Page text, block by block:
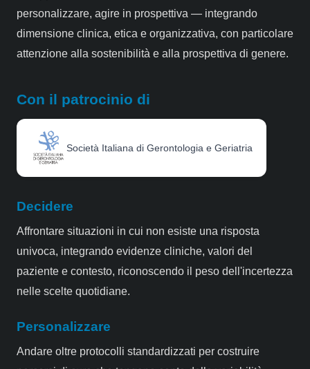
personalizzare, agire in prospettiva — integrando
dimensione clinica, etica e organizzativa, con particolare
attenzione alla sostenibilità e alla prospettiva di genere.
Con il patrocinio di
Società Italiana di Gerontologia e Geriatria
Decidere
Affrontare situazioni in cui non esiste una risposta
univoca, integrando evidenze cliniche, valori del
paziente e contesto, riconoscendo il peso dell'incertezza
nelle scelte quotidiane.
Personalizzare
Andare oltre protocolli standardizzati per costruire